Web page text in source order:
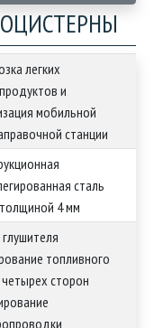
легких
и
мобильной
станции
сталь
4 мм
топливного
сторон